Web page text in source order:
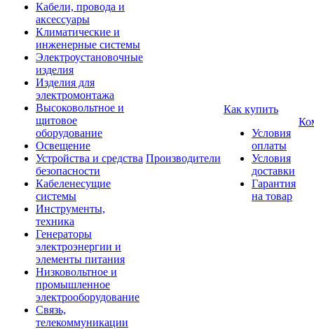
Кабели, провода и
аксессуары
Климатические и
инженерные системы
Электроустановочные
изделия
Изделия для
электромонтажа
Высоковольтное и
щитовое
оборудование
Освещение
Устройства и средства
безопасности
Кабеленесущие
системы
Инструменты,
техника
Генераторы
электроэнергии и
элементы питания
Низковольтное и
промышленное
электрооборудование
Связь,
телекоммуникации
Производители
Как купить
Условия
оплаты
Условия
доставки
Гарантия
на товар